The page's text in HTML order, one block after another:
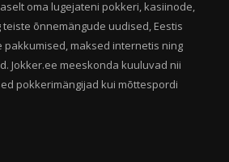
oma lugejateni pokkeri, kasiinode,
õnnemängude uudised, Eestis
maksed internetis ning
Jokker.ee meeskonda kuuluvad nii
pokkerimängijad kui mõttespordi